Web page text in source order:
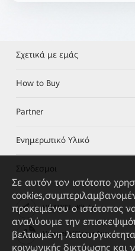
Σχετικά με εμάς
How to Buy
Partner
Ενημερωτικό Υλικό
Σύνδεσμοι
HUAWEI eKit App
Huawei HiKnow App
Σε αυτόν τον ιστότοπο
προκειμένου ο ιστότοπος
αναλύουμε την
βελτιωμένη
κοινωνικής δικτύωσης και